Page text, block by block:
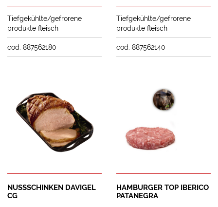
Tiefgekühlte/gefrorene
produkte fleisch
cod. 887562180
Tiefgekühlte/gefrorene
produkte fleisch
cod. 887562140
NUSSSCHINKEN DAVIGEL
CG
HAMBURGER TOP IBERICO
PATANEGRA